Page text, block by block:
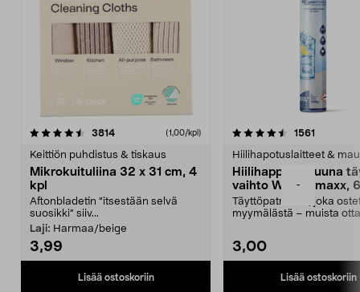
-
3814arvostelut (1,00/kpl)
Keittiön puhdistus & tiskaus
Mikrokuituliina 32 x 31 cm, 4
kpl
Aftonbladetin "itsestään selvä
suosikki" siiv...
Laji: Harmaa/beige
3,99
Lisää ostoskoriin
4.5viidestä
1561
Hiilihapotuslaitteet &
Hiilihappopatruuna
vaihto Wassermaxx,
Täyttöpatruuna, joka
myymälästä – muista
3,00
Lisää ostoskoriin
4.5viidestä